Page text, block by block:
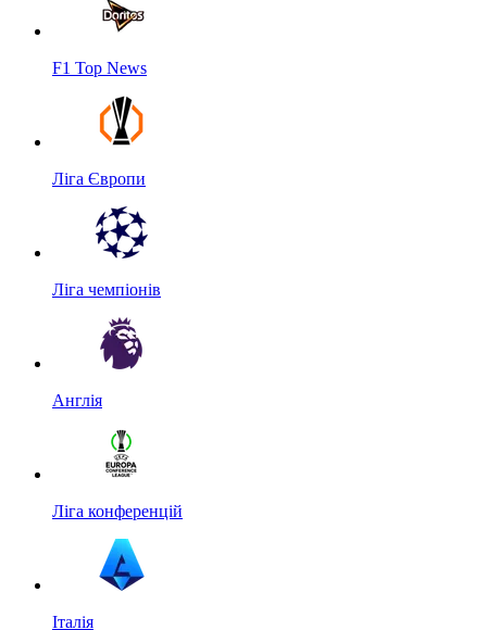
F1 Top News
Ліга Європи
Ліга чемпіонів
Англія
Ліга конференцій
Італія